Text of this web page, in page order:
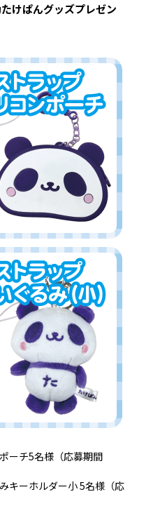
ぱんグッズプレゼン
ーチ5名様（応募期間
キーホルダー小 5名様（応